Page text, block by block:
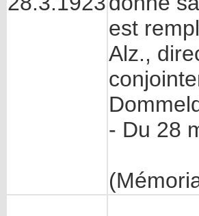
est
Alz.,
- Du 28